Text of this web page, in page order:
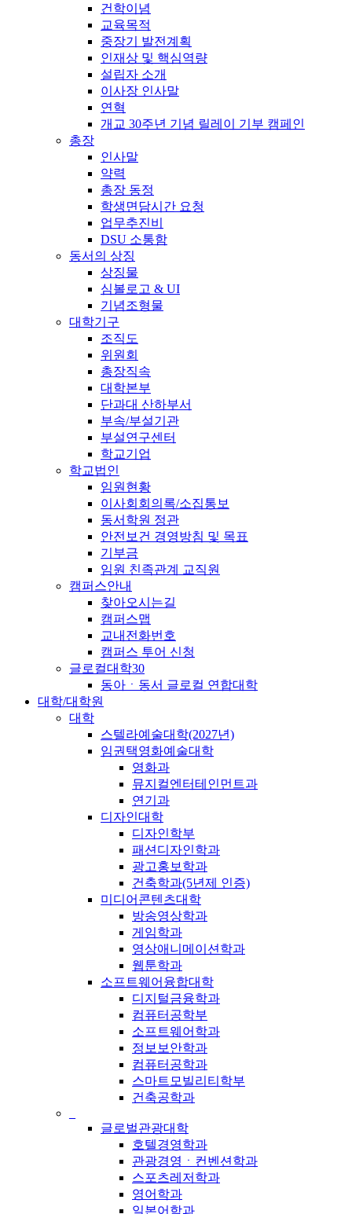
건학이념
교육목적
중장기 발전계획
인재상 및 핵심역량
설립자 소개
이사장 인사말
연혁
개교 30주년 기념 릴레이 기부 캠페인
총장
인사말
약력
총장 동정
학생면담시간 요청
업무추진비
DSU 소통함
동서의 상징
상징물
심볼로고 & UI
기념조형물
대학기구
조직도
위원회
총장직속
대학본부
단과대 산하부서
부속/부설기관
부설연구센터
학교기업
학교법인
임원현황
이사회회의록/소집통보
동서학원 정관
안전보건 경영방침 및 목표
기부금
임원 친족관계 교직원
캠퍼스안내
찾아오시는길
캠퍼스맵
교내전화번호
캠퍼스 투어 신청
글로컬대학30
동아ㆍ동서 글로컬 연합대학
대학/대학원
대학
스텔라예술대학(2027년)
임권택영화예술대학
영화과
뮤지컬엔터테인먼트과
연기과
디자인대학
디자인학부
패션디자인학과
광고홍보학과
건축학과(5년제 인증)
미디어콘텐츠대학
방송영상학과
게임학과
영상애니메이션학과
웹툰학과
소프트웨어융합대학
디지털금융학과
컴퓨터공학부
소프트웨어학과
정보보안학과
컴퓨터공학과
스마트모빌리티학부
건축공학과
글로벌관광대학
호텔경영학과
관광경영ㆍ컨벤션학과
스포츠레저학과
영어학과
일본어학과